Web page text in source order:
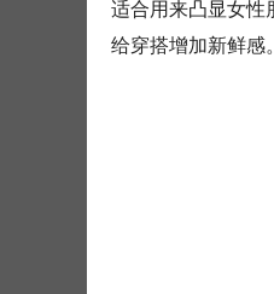
适合用来凸显女性
给穿搭增加新鲜感